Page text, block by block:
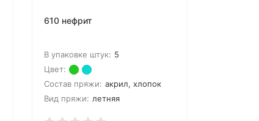
610 нефрит
В упаковке штук: 5
Цвет:
Состав пряжи: акрил, хлопок
Вид пряжи: летняя